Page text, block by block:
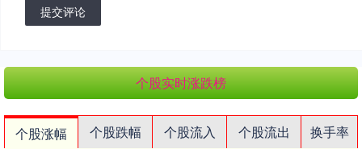
提交评论
个股实时涨跌榜
个股涨幅 个股跌幅 个股流入 个股流出
换手率